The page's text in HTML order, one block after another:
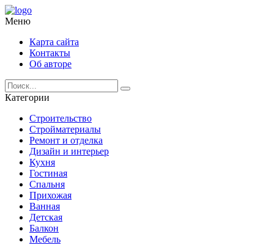
Меню
Карта сайта
Контакты
Об авторе
Категории
Строительство
Стройматериалы
Ремонт и отделка
Дизайн и интерьер
Кухня
Гостиная
Спальня
Прихожая
Ванная
Детская
Балкон
Мебель